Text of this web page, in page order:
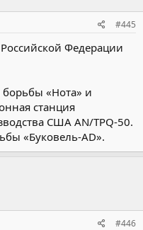
#445
Федерации
борьбы «Нота» и
станция
США AN/TPQ-50.
«Буковель-AD».
#446